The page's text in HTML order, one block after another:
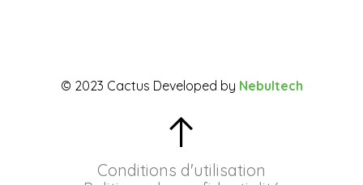
© 2023 Cactus Developed by Nebultech
Conditions d'utilisation